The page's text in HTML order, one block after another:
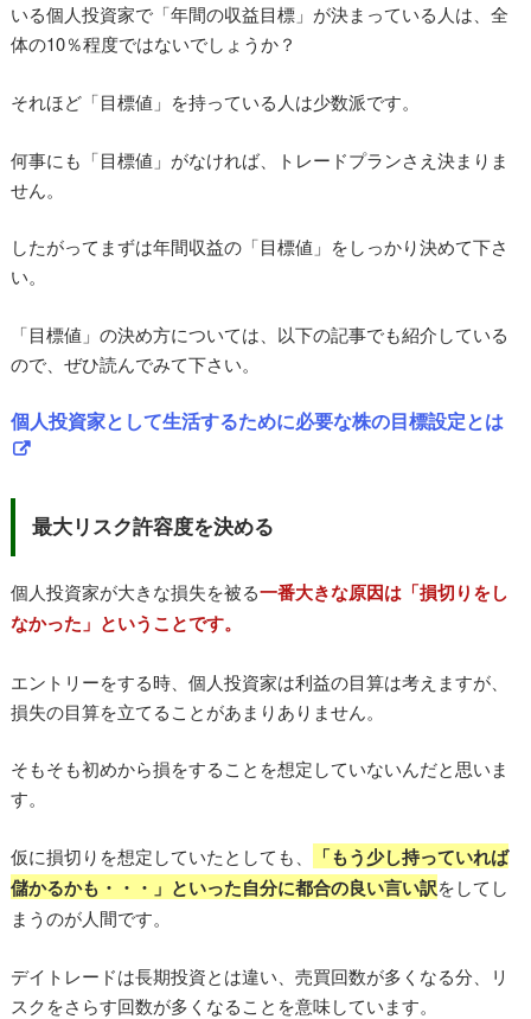
いる個人投資家で「年間の収益目標」が決まっている人は、全
体の10％程度ではないでしょうか？
それほど「目標値」を持っている人は少数派です。
何事にも「目標値」がなければ、トレードプランさえ決まりま
せん。
したがってまずは年間収益の「目標値」をしっかり決めて下さ
い。
「目標値」の決め方については、以下の記事でも紹介している
ので、ぜひ読んでみて下さい。
個人投資家として生活するために必要な株の目標設定とは
最大リスク許容度を決める
個人投資家が大きな損失を被る一番大きな原因は「損切りをし
なかった」ということです。
エントリーをする時、個人投資家は利益の目算は考えますが、
損失の目算を立てることがあまりありません。
そもそも初めから損をすることを想定していないんだと思いま
す。
仮に損切りを想定していたとしても、
「もう少し持っていれば
儲かるかも・・・」といった自分に都合の良い言い訳をしてし
まうのが人間です。
デイトレードは長期投資とは違い、売買回数が多くなる分、リ
スクをさらす回数が多くなることを意味しています。